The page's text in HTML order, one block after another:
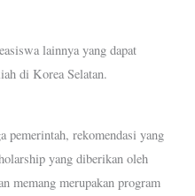
lainnya yang dapat
di Korea Selatan.
pemerintah, rekomendasi yang
yang diberikan oleh
memang merupakan program